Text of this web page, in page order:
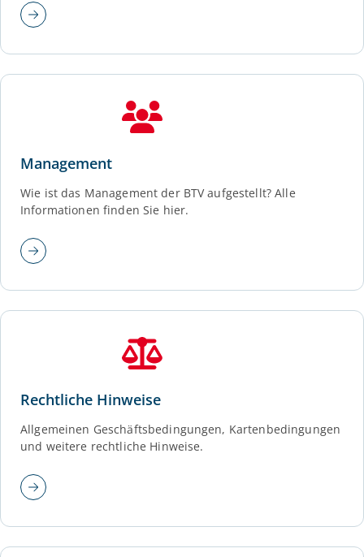
Management
Wie ist das Management der BTV aufgestellt? Alle
Informationen finden Sie hier.
Rechtliche Hinweise
Allgemeinen Geschäftsbedingungen, Kartenbedingungen
und weitere rechtliche Hinweise.